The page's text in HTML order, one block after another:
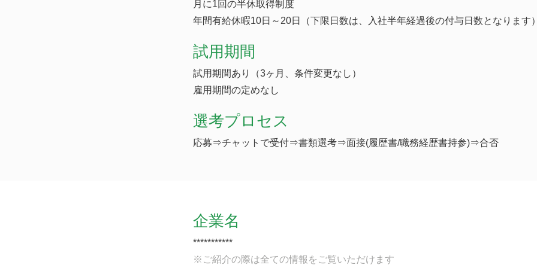
月に1回の半休取得制度
年間有給休暇10日～20日（下限日数は、入社半年経過後の付与日数となります
試用期間
試用期間あり（3ヶ月、条件変更なし）
雇用期間の定めなし
選考プロセス
応募⇒チャットで受付⇒書類選考⇒面接(履歴書/職務経歴書持参)⇒合否
企業名
***********
※ご紹介の際は全ての情報をご覧いただけます